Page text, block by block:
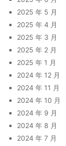
2025 年 5 月
2025 年 4 月
2025 年 3 月
2025 年 2 月
2025 年 1 月
2024 年 12 月
2024 年 11 月
2024 年 10 月
2024 年 9 月
2024 年 8 月
2024 年 7 月